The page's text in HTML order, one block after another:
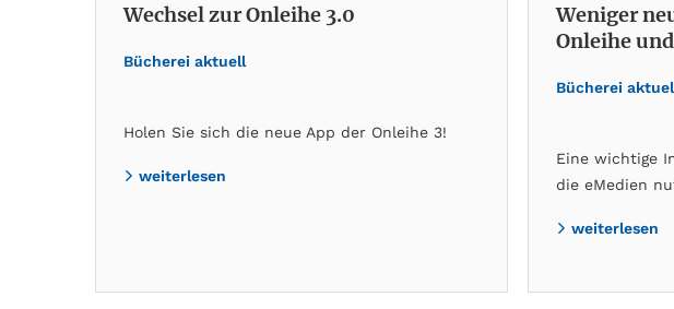
Wechsel zur Onleihe 3.0
Bücherei aktuell
Holen Sie sich die neue App der Onleihe 3!
weiterlesen
Weniger
Onleihe
Bücherei
Eine wichtige
die eMedien
weiterlesen